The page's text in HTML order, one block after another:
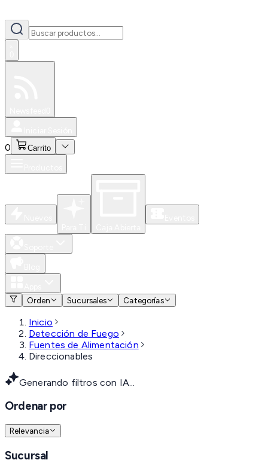
0 Carrito
Orden
Sucursales Categorías
Inicio
Detección de Fuego
Fuentes de Alimentación
Direccionables
Generando filtros con IA...
Ordenar por
Relevancia
Sucursal